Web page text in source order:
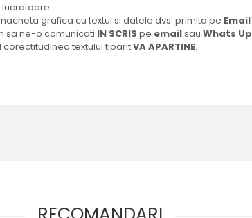
grafica cu textul si datele dvs. primita pe Email
sa ne-o comunicati IN SCRIS pe emailsau Whats Up
textului tiparitVA APARTINE.